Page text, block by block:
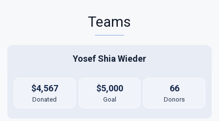
Teams
Yosef Shia Wieder
$4,567
Donated
$5,000
Goal
66
Donors